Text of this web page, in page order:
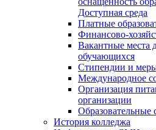
Доступная среда
Платные
Финансово-
Вакантные места
обучающихся
Стипендии и
Международное
Организация
организации
Образовательные
История колледжа